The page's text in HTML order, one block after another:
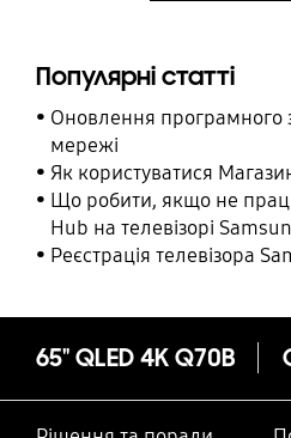
Популярні статті
Оновлення програмного
мережі
Як користуватися
Що робити, якщо не
Hub на телевізорі
Реєстрація телевізора
65" QLED 4K Q70B